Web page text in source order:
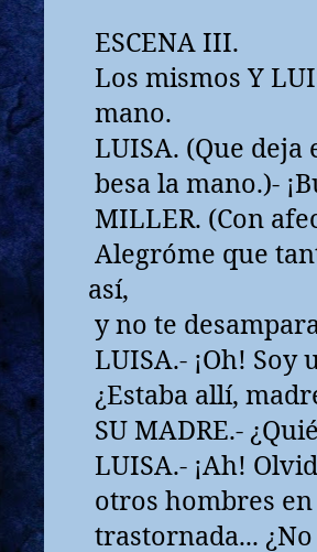
ESCENA III.
Los mismos Y
mano.
LUISA. (Que
besa la mano.)-
MILLER. (Con
Alegróme que
así,
y no te
LUISA.- ¡Oh! Soy
¿Estaba allí,
SU MADRE.-
LUISA.- ¡Ah!
otros hombres
trastornada...